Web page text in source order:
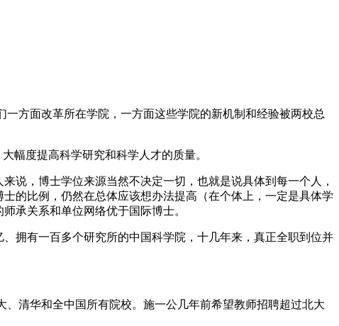
方面改革所在学院，一方面这些学院的新机制和经验被两校总
幅度提高科学研究和科学人才的质量。
说，博士学位来源当然不决定一切，也就是说具体到每一个人，
的比例，仍然在总体应该想办法提高（在个体上，一定是具体学
承关系和单位网络优于国际博士。
拥有一百多个研究所的中国科学院，十几年来，真正全职到位并
清华和全中国所有院校。施一公几年前希望教师招聘超过北大